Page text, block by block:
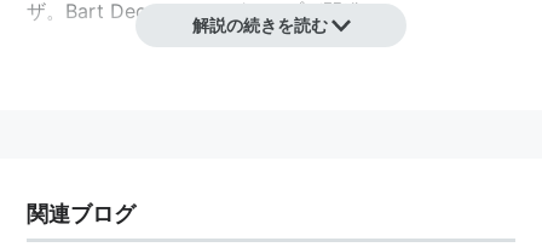
ザ。Bart Decrem らのグループが開発。
解説の続きを読む
関連ブログ